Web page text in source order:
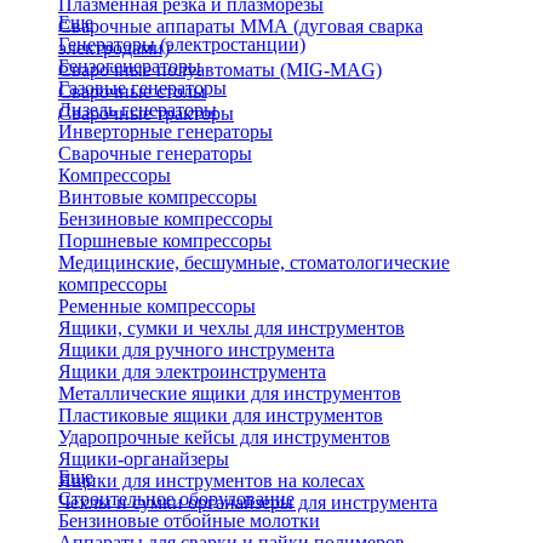
Плазменная резка и плазморезы
Сварочные аппараты ММА (дуговая сварка
электродами)
Сварочные полуавтоматы (MIG-MAG)
Сварочные столы
Сварочные тракторы
Еще
Генераторы (электростанции)
Бензогенераторы
Газовые генераторы
Дизель генераторы
Инверторные генераторы
Сварочные генераторы
Компрессоры
Винтовые компрессоры
Бензиновые компрессоры
Поршневые компрессоры
Медицинские, бесшумные, стоматологические
компрессоры
Ременные компрессоры
Ящики, сумки и чехлы для инструментов
Ящики для ручного инструмента
Ящики для электроинструмента
Металлические ящики для инструментов
Пластиковые ящики для инструментов
Ударопрочные кейсы для инструментов
Ящики-органайзеры
Ящики для инструментов на колесах
Чехлы и сумки органайзеры для инструмента
Еще
Строительное оборудование
Бензиновые отбойные молотки